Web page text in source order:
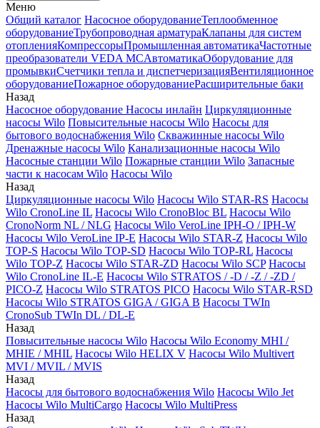
Меню
Общий каталог Насосное оборудованиеТеплообменное
оборудованиеТрубопроводная арматураКлапаны для систем
отопленияКомпрессорыПромышленная автоматикаЧастотные
преобразователи VEDA MCАвтоматикаОборудование для
промывкиСчетчики тепла и диспетчеризацияВентиляционное
оборудованиеПожарное оборудованиеРасширительные баки
Назад
Насосное оборудование Насосы инлайн Циркуляционные
насосы Wilo Повысительные насосы Wilo Насосы для
бытового водоснабжения Wilo Скважинные насосы Wilo
Дренажные насосы Wilo Канализационные насосы Wilo
Насосные станции Wilo Пожарные станции Wilo Запасные
части к насосам Wilo Насосы Wilo
Назад
Циркуляционные насосы Wilo Насосы Wilo STAR-RS Насосы
Wilo CronoLine IL Насосы Wilo CronoBloc BL Насосы Wilo
CronoNorm NL / NLG Насосы Wilo VeroLine IPH-O / IPH-W
Насосы Wilo VeroLine IP-E Насосы Wilo STAR-Z Насосы Wilo
TOP-S Насосы Wilo TOP-SD Насосы Wilo TOP-RL Насосы
Wilo TOP-Z Насосы Wilo STAR-ZD Насосы Wilo SCP Насосы
Wilo CronoLine IL-E Насосы Wilo STRATOS / -D / -Z / -ZD /
PICO-Z Насосы Wilo STRATOS PICO Насосы Wilo STAR-RSD
Насосы Wilo STRATOS GIGA / GIGA B Насосы TWIn
CronoSub TWIn DL / DL-E
Назад
Повысительные насосы Wilo Насосы Wilo Economy MHI /
MHIE / MHIL Насосы Wilo HELIX V Насосы Wilo Multivert
MVI / MVIL / MVIS
Назад
Насосы для бытового водоснабжения Wilo Насосы Wilo Jet
Насосы Wilo MultiCargo Насосы Wilo MultiPress
Назад